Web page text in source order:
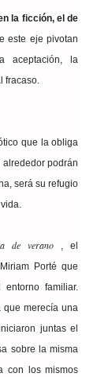
la ficción, el de
este eje pivotan
aceptación, la
fracaso.
que la obliga
podrán
será su refugio
de verano , el
Porté que
familiar.
que merecía una
juntas el
sobre la misma
con los mismos